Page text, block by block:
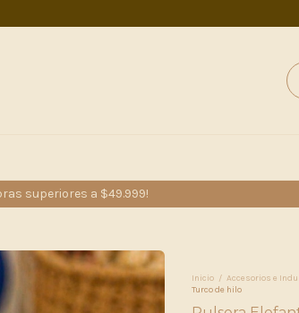
superiores a $49.999!
Inicio / Accesorios e
Turco de hilo